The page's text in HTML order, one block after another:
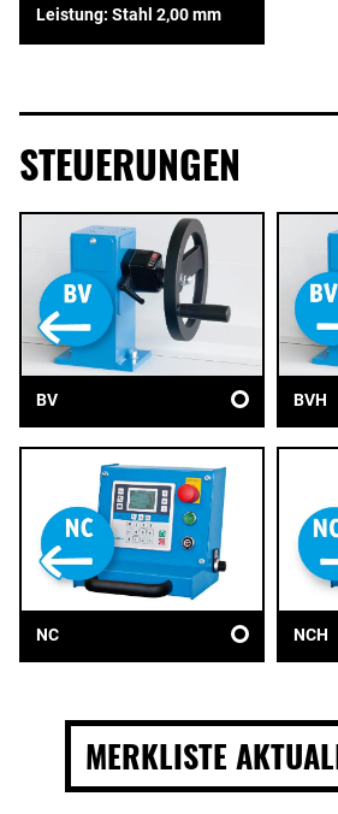
Leistung: Stahl 2,00 mm
STEUERUNGEN
BV BVH
NC NCH
MERKLISTE